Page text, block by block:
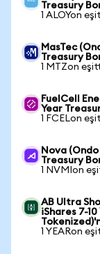
Treasury
1 ALOYon
MasTec
Treasury
1 MTZon
FuelCell
Year
1 FCELon
Nova
Treasury
1 NVMIon
AB Ultra
iShares 7-
1 YEARon